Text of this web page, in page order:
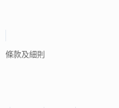
條款及細則